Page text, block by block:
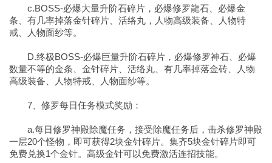
c.BOSS-必爆大量升阶石碎片，必爆修罗龍石、必爆金
条、有几率掉落金针碎片、活络丸，人物高级装备、人物特
戒、人物面纱等。
D.终极BOSS-必爆巨量升阶石碎片，必爆修罗神石、必爆
数量不等的金条、金针碎片、活络丸、有几率掉落金砖、人物
高级装备、人物特戒、人物面纱等。
7、修罗每日任务模式奖励：
a.每日修罗神殿除魔任务，接受除魔任务后，击杀修罗神殿
一层20个怪物，即可获得2块金针碎片。集齐5块金针碎片即可
免费兑换1个金针。高级金针可以免费激活连招技能。